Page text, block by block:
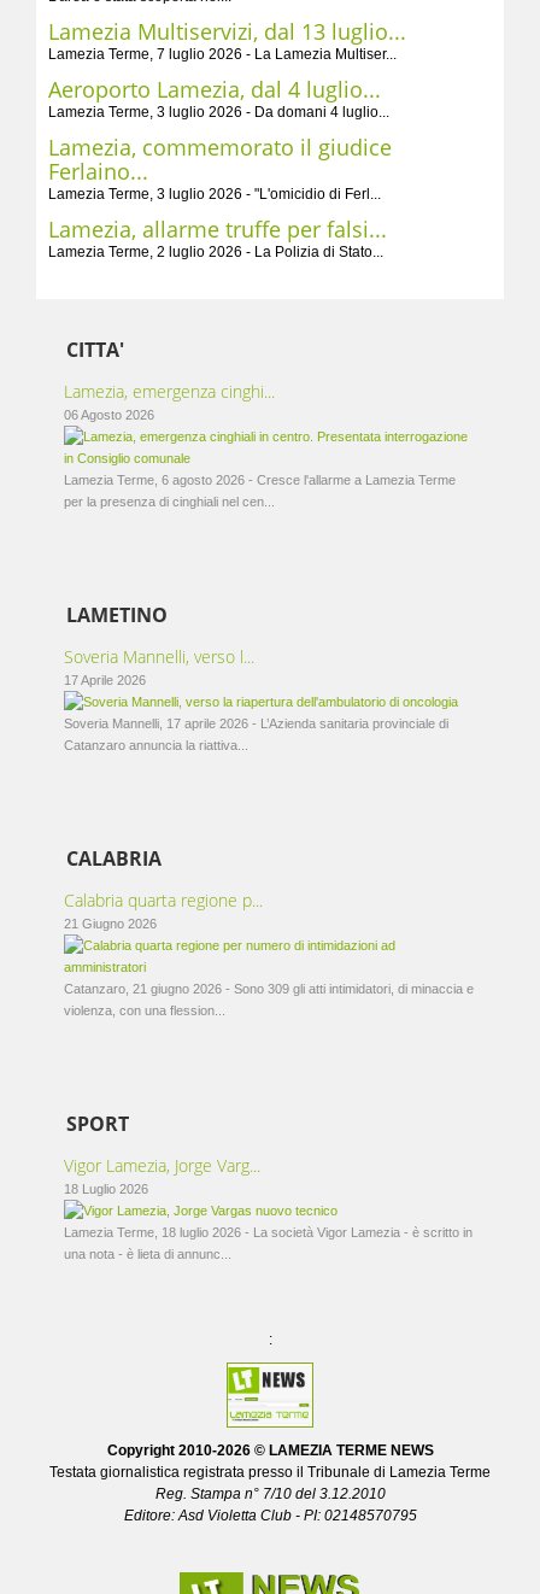
Lamezia Multiservizi, dal 13 luglio...
Lamezia Terme, 7 luglio 2026 - La Lamezia Multiser...
Aeroporto Lamezia, dal 4 luglio...
Lamezia Terme, 3 luglio 2026 - Da domani 4 luglio...
Lamezia, commemorato il giudice
Ferlaino...
Lamezia Terme, 3 luglio 2026 - "L'omicidio di Ferl...
Lamezia, allarme truffe per falsi...
Lamezia Terme, 2 luglio 2026 - La Polizia di Stato...
CITTA'
Lamezia, emergenza cinghi...
06 Agosto 2026
Lamezia Terme, 6 agosto 2026 - Cresce l'allarme a Lamezia Terme
per la presenza di cinghiali nel cen...
LAMETINO
Soveria Mannelli, verso l...
17 Aprile 2026
Soveria Mannelli, 17 aprile 2026 - L’Azienda sanitaria provinciale di
Catanzaro annuncia la riattiva...
CALABRIA
Calabria quarta regione p...
21 Giugno 2026
Catanzaro, 21 giugno 2026 - Sono 309 gli atti intimidatori, di minaccia e
violenza, con una flession...
SPORT
Vigor Lamezia, Jorge Varg...
18 Luglio 2026
Lamezia Terme, 18 luglio 2026 - La società Vigor Lamezia - è scritto in
una nota - è lieta di annunc...
:
Copyright 2010-2026 © LAMEZIA TERME NEWS
Testata giornalistica registrata presso il Tribunale di Lamezia Terme
Reg. Stampa n° 7/10 del 3.12.2010
Editore: Asd Violetta Club - PI: 02148570795